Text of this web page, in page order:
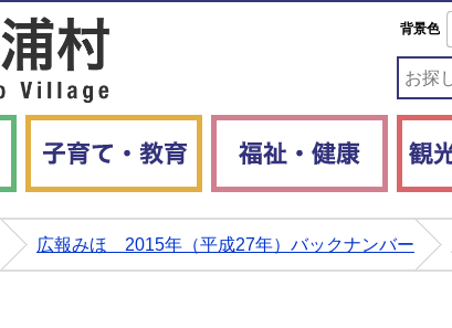
背景色
広報みほ 2015年（平成27年）バックナンバー